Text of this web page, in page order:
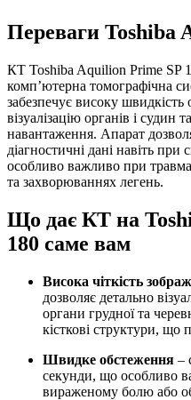
Переваги Toshiba
КТ Toshiba Aquilion Prime SP
комп’ютерна томографічна
забезпечує високу
візуалізацію органів і судин
навантаження. Апарат
діагностичні дані навіть
особливо важливо при
та захворюваннях легень.
Що дає КТ на
180 саме вам
Висока чіткість
дозволяє детально
органи грудної та
кісткові структури, що
Швидке обстеження –
секунди, що особливо
вираженому болю або